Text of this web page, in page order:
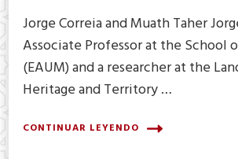
Jorge Correia and Muath Taher
Associate Professor at the School
(EAUM) and a researcher at the
Heritage and Territory …
CONTINUAR LEYENDO